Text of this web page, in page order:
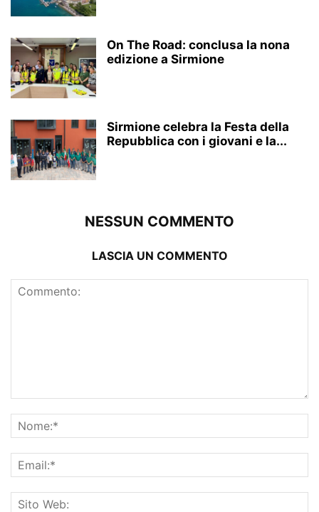
On The Road: conclusa la nona
edizione a Sirmione
Sirmione celebra la Festa della
Repubblica con i giovani e la...
NESSUN COMMENTO
LASCIA UN COMMENTO